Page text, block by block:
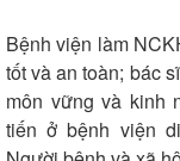
Bệnh viện làm
tốt và an toàn; bác
môn vững và kinh
tiến ở bệnh viện